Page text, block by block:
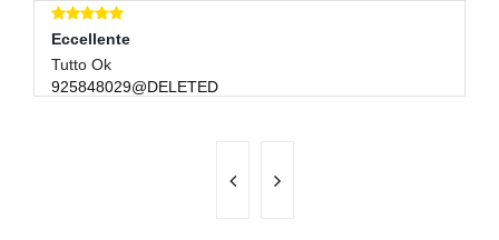
Eccellente
Tutto Ok
925848029@DELETED